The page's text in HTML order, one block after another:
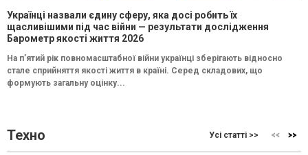
Українці назвали єдину сферу, яка досі робить їх
щасливішими під час війни — результати дослідження
Барометр якості життя 2026
На п’ятий рік повномасштабної війни українці зберігають відносно
стале сприйняття якості життя в країні. Серед складових, що
формують загальну оцінку...
Техно Усі статті >>